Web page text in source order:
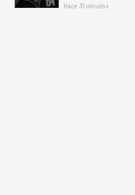
Hace 31 minutos